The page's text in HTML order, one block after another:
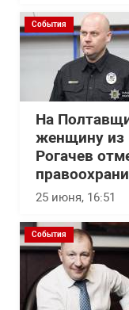
События
На
женщину из
Рогачев
25 июня, 16:51
События